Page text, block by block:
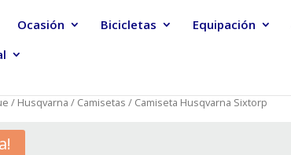
Ocasión Bicicletas Equipación
/ Husqvarna / Camisetas / Camiseta Husqvarna Sixtorp